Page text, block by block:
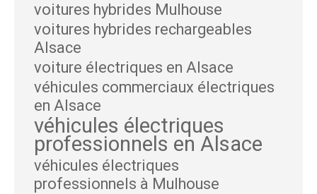
voitures hybrides Mulhouse
voitures hybrides rechargeables
Alsace
voiture électriques en Alsace
véhicules commerciaux électriques
en Alsace
véhicules électriques
professionnels en Alsace
véhicules électriques
professionnels à Mulhouse